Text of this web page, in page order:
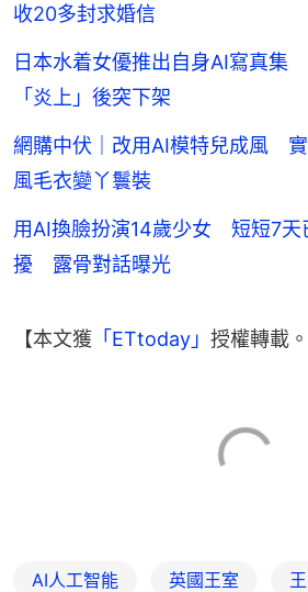
收20多封求婚信
日本水着女優推出自身AI寫真
「炎上」後突下架
網購中伏｜改用AI模特兒成風
風毛衣變丫鬟裝
用AI換臉扮演14歲少女 短短7天
擾 露骨對話曝光
【本文獲 「ETtoday」 授權轉載。
AI人工智能 英國王室